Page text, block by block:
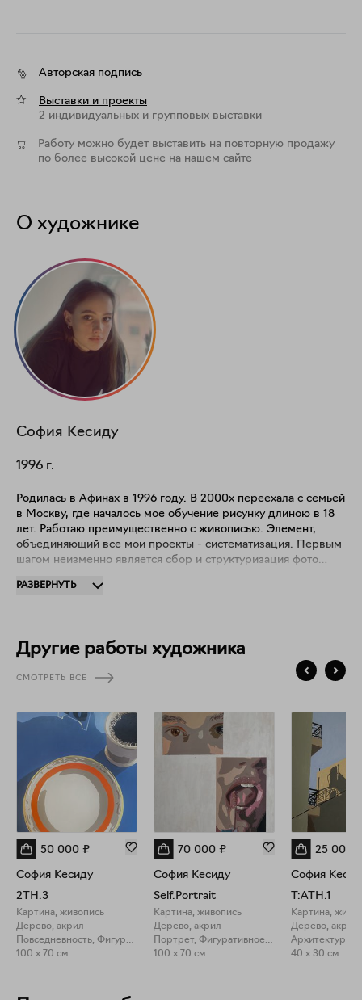
Авторская подпись
Выставки и проекты
2 индивидуальных и групповых выставки
Работу можно будет выставить на повторную продажу
по более высокой цене на нашем сайте
О художнике
София Кесиду
1996 г.
Родилась в Афинах в 1996 году. В 2000х переехала с семьей
в Москву, где началось мое обучение рисунку длиною в 18
лет. Работаю преимущественно с живописью. Элемент,
объединяющий все мои проекты - систематизация. Первым
шагом неизменно является сбор и структуризация фото
рассматриваю каждый отдельно взятый фрагмент на
подразумевает смешение двух подходов: механического и
творческого. В настоящее время преподаю в Uteens на
РАЗВЕРНУТЬ
Другие работы художника
СМОТРЕТЬ ВСЕ
50 000 ₽
София Кесиду
2TH.3
Картина, живопись
Дерево, акрил
Повседневность, Фигуративное искусство
100 x 70 см
70 000 ₽
София Кесиду
Self.Portrait
Картина, живопись
Дерево, акрил
Портрет, Фигуративное искусство
100 x 70 см
25 000
София
T:ATH.1
Картина,
Дерево, акрил
Архитектура,
40 x 30 см